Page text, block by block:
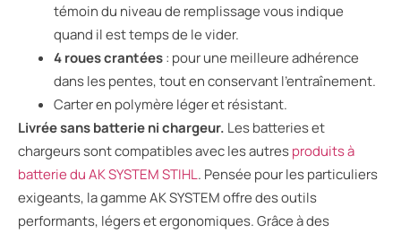
témoin du niveau de remplissage vous indique
quand il est temps de le vider.
4 roues crantées: pour une meilleure adhérence
dans les pentes, tout en conservant l’entraînement.
Carter en polymère léger et résistant.
Livrée sans batterie ni chargeur. Les batteries et
chargeurs sont compatibles avec les autresproduitsà
batterie du AK SYSTEM STIHL. Pensée pour les particuliers
exigeants, la gamme AK SYSTEM offre des outils
performants, légers et ergonomiques. Grâce à des